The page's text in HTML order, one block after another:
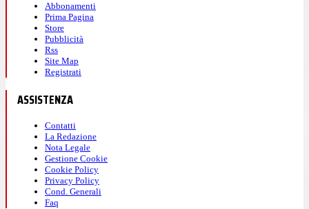
Abbonamenti
Prima Pagina
Store
Pubblicità
Rss
Site Map
Registrati
ASSISTENZA
Contatti
La Redazione
Nota Legale
Gestione Cookie
Cookie Policy
Privacy Policy
Cond. Generali
Faq